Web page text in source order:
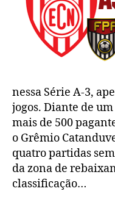
nessa Série A-3,
jogos. Diante de
mais de 500
o Grêmio
quatro partidas
da zona de
classificação…